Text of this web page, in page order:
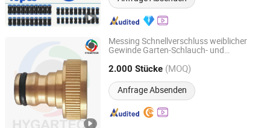
Messing Schnellverschluss weiblicher
Gewinde Garten-Schlauch- und
2.000 Stücke (MOQ)
Anfrage Absenden
Hygartech Manufacturing Co., Ltd.
Fujian, China Seit 2022